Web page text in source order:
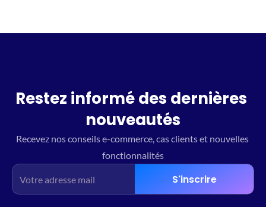
Restez informé des dernières
nouveautés
Recevez nos conseils e-commerce, cas clients et nouvelles
fonctionnalités
S'inscrire